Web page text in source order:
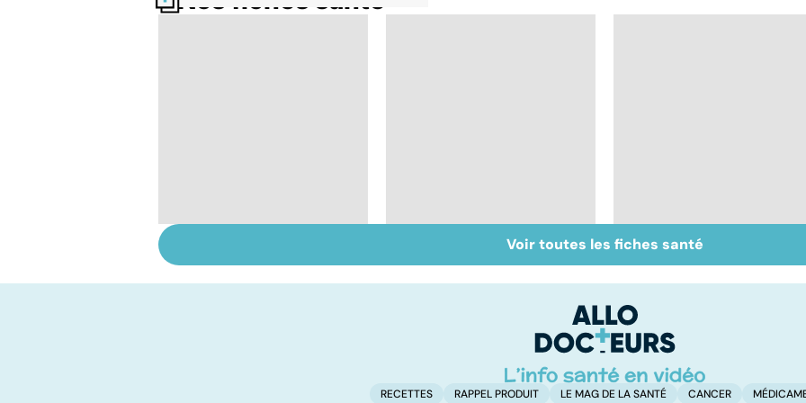
domicile, c'est facile !
Presbytie : pourquoi
choisir de se faire
Don de gamètes : le
pour et le contre
Voir toutes les fiches santé
RECETTES RAPPEL PRODUIT LE MAG DE LA SANTÉ CANCER